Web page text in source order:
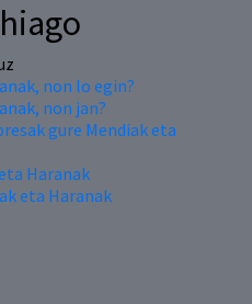
non lo egin?
non jan?
gure Mendiak eta
Haranak
eta Haranak